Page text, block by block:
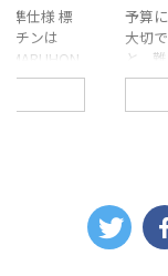
ー選び、
ーカーだ
てたい！
代のお客さ
断熱
ーム
レビ
住宅
実は
いま
ょう
メー
国の